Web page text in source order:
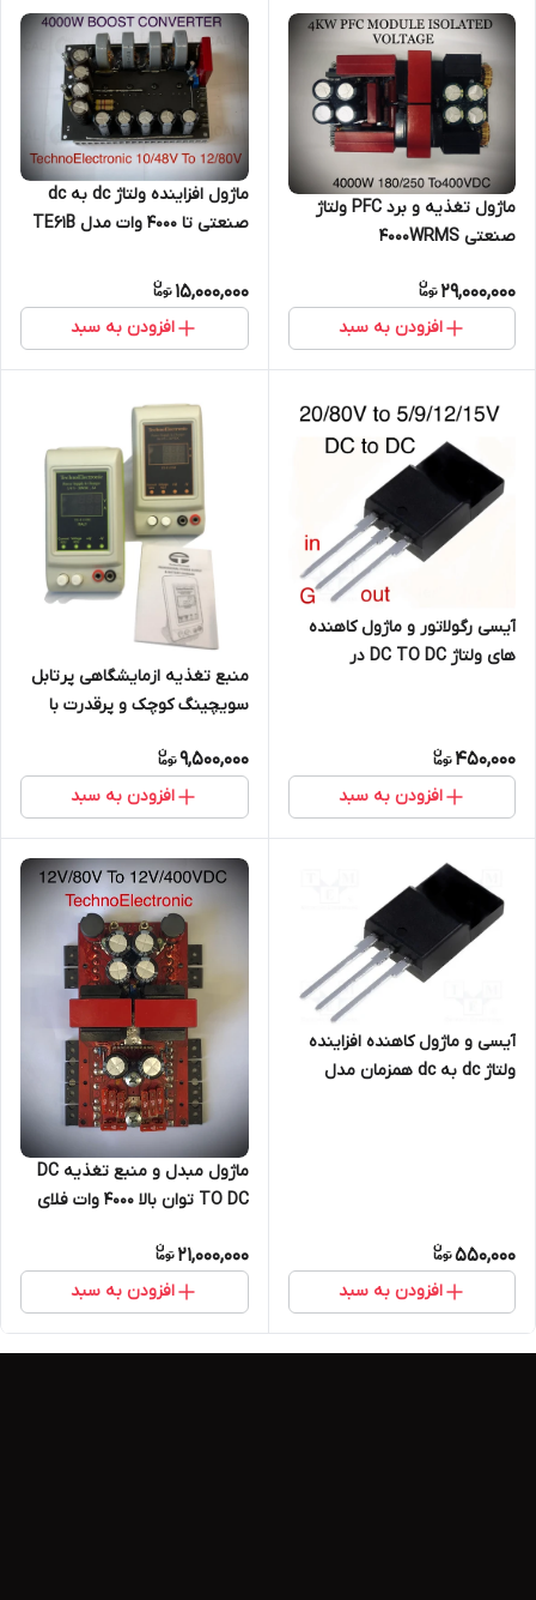
ماژول تغذیه و برد PFC ولتاژ
صنعتی 4000WRMS
29,000,000
افزودن به سبد
ماژول افزاینده ولتاژ dc به dc
صنعتی تا ۴۰۰۰ وات مدل TE61B
15,000,000
افزودن به سبد
آیسی رگولاتور و ماژول کاهنده
های ولتاژ DC TO DC در
450,000
افزودن به سبد
منبع تغذیه ازمایشگاهی ‌پرتابل
سویچینگ کوچک و پرقدرت با
9,500,000
افزودن به سبد
آیسی و ماژول کاهنده افزاینده
ولتاژ dc به dc همزمان مدل
550,000
افزودن به سبد
ماژول مبدل و منبع تغذیه DC
TO DC توان بالا ۴۰۰۰ وات فلای
21,000,000
افزودن به سبد